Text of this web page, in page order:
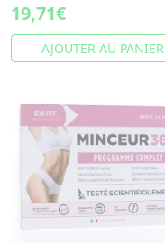
19,71€
AJOUTER AU PANIER